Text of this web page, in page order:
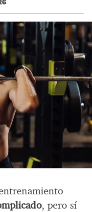
, pero sí